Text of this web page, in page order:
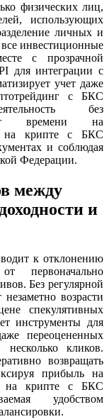
физических лиц,
использующих
личных и
все инвестиционные
с прозрачной
для интеграции с
учет даже
с БКС
без
времени на
на крипте с БКС
и соблюдая
Федерации.
между
и
к отклонению
первоначально
Без регулярной
возрасти
спекулятивных
инструменты для
переоцененных
кликов.
возвращать
прибыль на
на крипте с БКС
удобством